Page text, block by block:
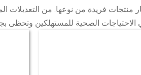
فريدة من نوعها. من التعديلات
الاحتياجات الصحية للمستهلكين وتحظى